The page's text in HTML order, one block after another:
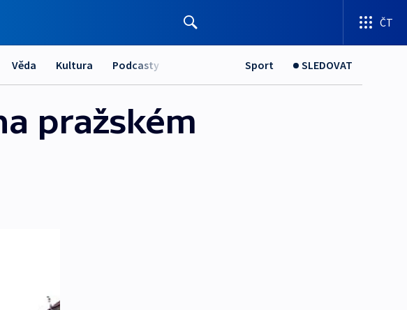
ČT
Věda Kultura Podcasty Sport SLEDOVAT
pražském